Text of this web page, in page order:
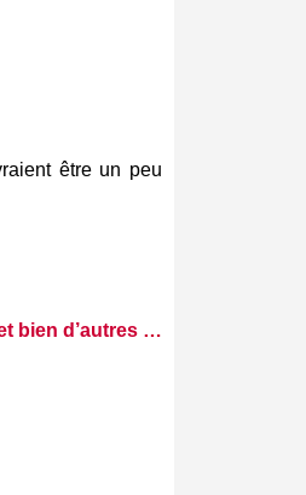
être un peu
bien d’autres …